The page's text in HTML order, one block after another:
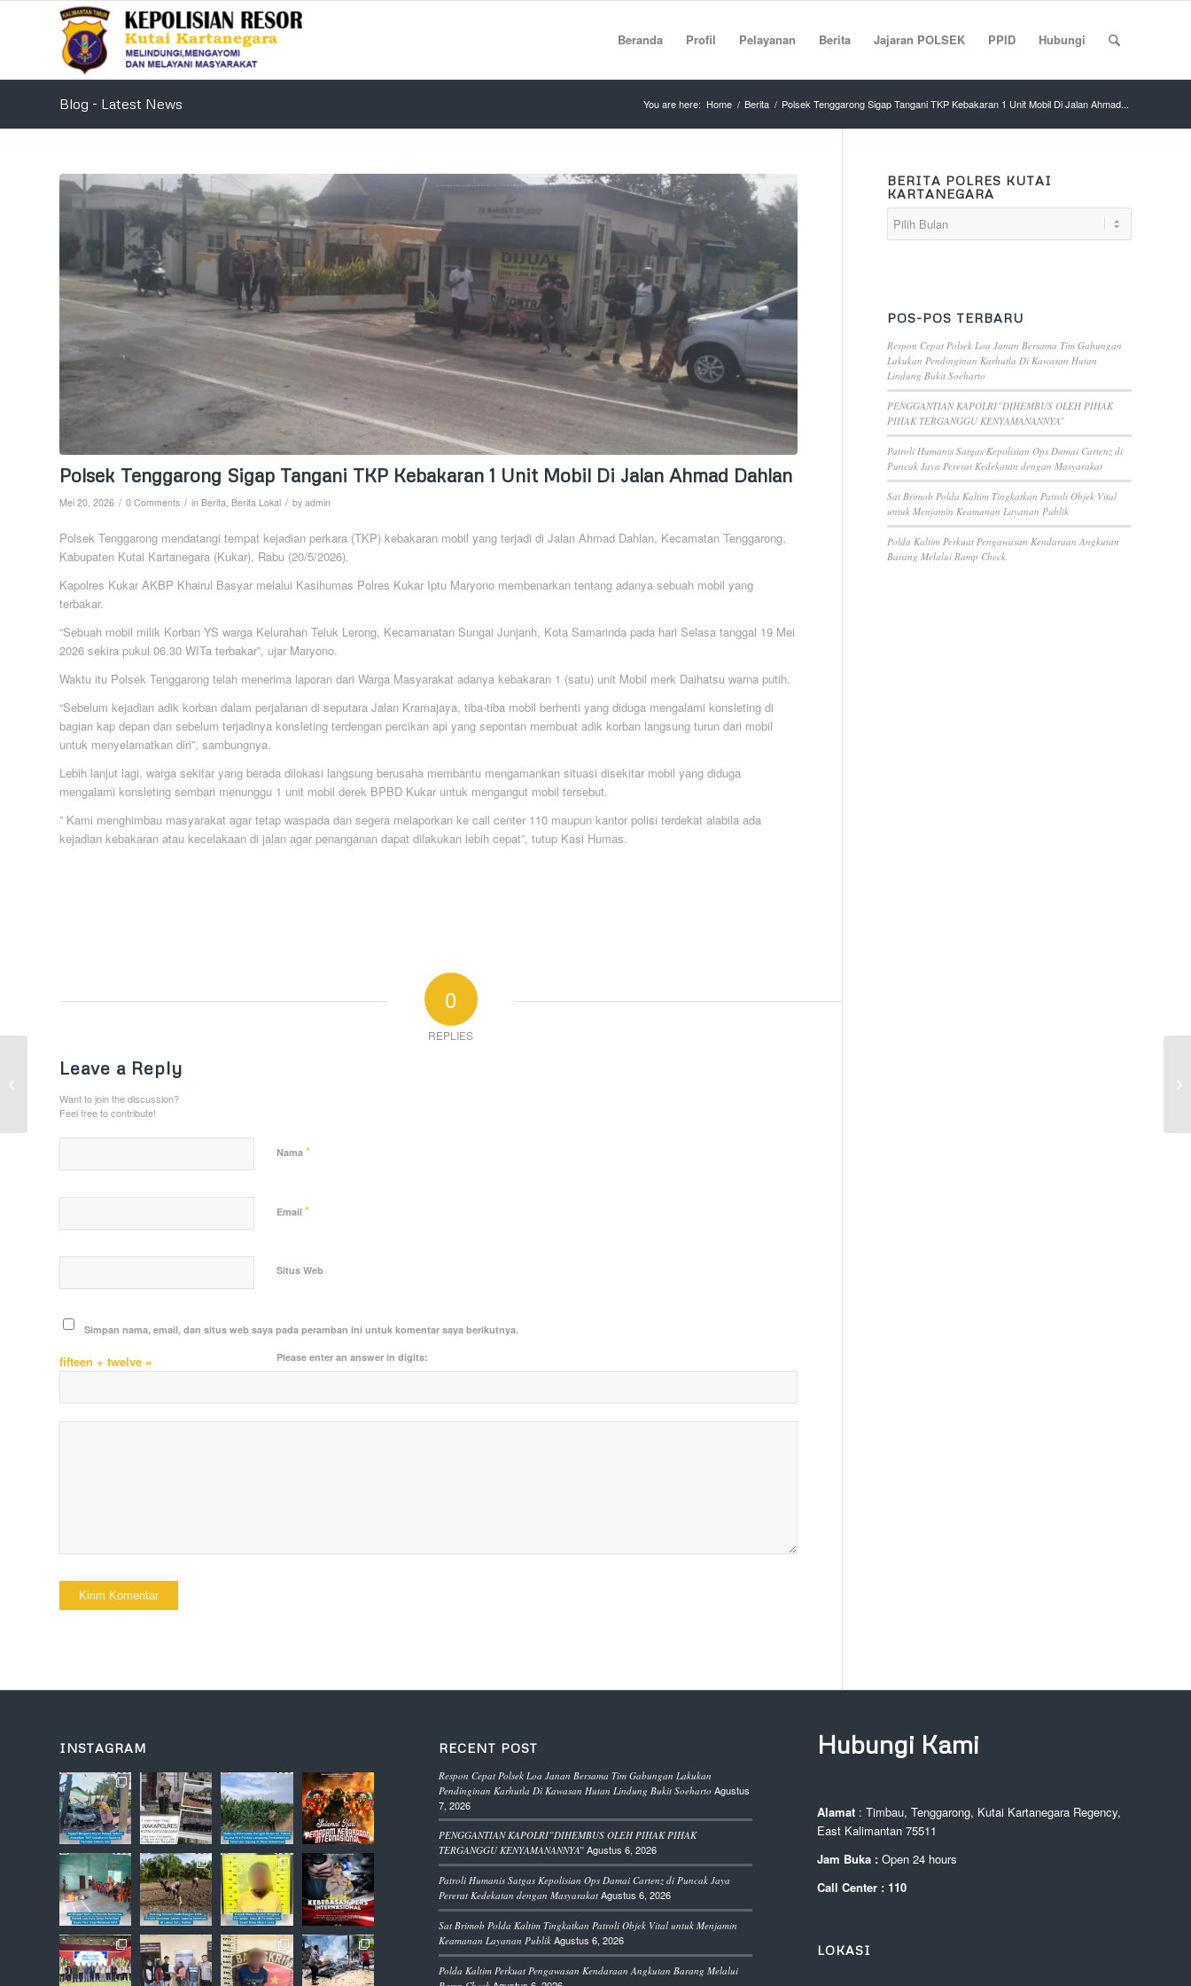
Beranda Profil Pelayanan Berita Jajaran POLSEK PPID Hubungi
Blog - Latest News You are here: Home / Berita / Polsek Tenggarong Sigap Tangani TKP Kebakaran 1 Unit Mobil Di Jalan Ahmad...
Polsek Tenggarong Sigap Tangani TKP Kebakaran 1 Unit Mobil Di Jalan Ahmad Dahlan
Mei 20, 2026 / 0 Comments / in Berita Berita Lokal / by admin
Polsek Tenggarong mendatangi tempat kejadian perkara (TKP) kebakaran mobil yang terjadi di Jalan Ahmad Dahlan, Kecamatan Tenggarong,
Kabupaten Kutai Kartanegara (Kukar), Rabu (20/5/2026).
Kapolres Kukar AKBP Khairul Basyar melalui Kasihumas Polres Kukar Iptu Maryono membenarkan tentang adanya sebuah mobil yang
terbakar.
“Sebuah mobil milik Korban YS warga Kelurahan Teluk Lerong, Kecamanatan Sungai Junjanh, Kota Samarinda pada hari Selasa tanggal 19 Mei
2026 sekira pukul 06.30 WITa terbakar”, ujar Maryono.
Waktu itu Polsek Tenggarong telah menerima laporan dari Warga Masyarakat adanya kebakaran 1 (satu) unit Mobil merk Daihatsu warna putih.
“Sebelum kejadian adik korban dalam perjalanan di seputara Jalan Kramajaya, tiba-tiba mobil berhenti yang diduga mengalami konsleting di
bagian kap depan dan sebelum terjadinya konsleting terdengan percikan api yang sepontan membuat adik korban langsung turun dari mobil
untuk menyelamatkan diri”, sambungnya.
Lebih lanjut lagi, warga sekitar yang berada dilokasi langsung berusaha membantu mengamankan situasi disekitar mobil yang diduga
mengalami konsleting sembari menunggu 1 unit mobil derek BPBD Kukar untuk mengangut mobil tersebut.
” Kami menghimbau masyarakat agar tetap waspada dan segera melaporkan ke call center 110 maupun kantor polisi terdekat alabila ada
kejadian kebakaran atau kecelakaan di jalan agar penanganan dapat dilakukan lebih cepat”, tutup Kasi Humas.
0
REPLIES
Leave a Reply
Want to join the discussion?
Feel free to contribute!
Nama *
Email *
Situs Web
Simpan nama, email, dan situs web saya pada peramban ini untuk komentar saya berikutnya.
Please enter an answer in digits:
fifteen + twelve =
BERITA POLRES KUTAI
KARTANEGARA
POS-POS TERBARU
Respon Cepat Polsek Loa Janan Bersama Tim Gabungan
Lakukan Pendinginan Karhutla Di Kawasan Hutan
Lindung Bukit Soeharto
PENGGANTIAN KAPOLRI”DIHEMBUS OLEH PIHAK
PIHAK TERGANGGU KENYAMANANNYA”
Patroli Humanis Satgas Kepolisian Ops Damai Cartenz di
Puncak Jaya Pererat Kedekatan dengan Masyarakat
Sat Brimob Polda Kaltim Tingkatkan Patroli Objek Vital
untuk Menjamin Keamanan Layanan Publik
Polda Kaltim Perkuat Pengawasan Kendaraan Angkutan
Barang Melalui Ramp Check
INSTAGRAM RECENT POST
Respon Cepat Polsek Loa Janan Bersama Tim Gabungan Lakukan
Pendinginan Karhutla Di Kawasan Hutan Lindung Bukit Soeharto Agustus
7, 2026
PENGGANTIAN KAPOLRI”DIHEMBUS OLEH PIHAK PIHAK
TERGANGGU KENYAMANANNYA” Agustus 6, 2026
Patroli Humanis Satgas Kepolisian Ops Damai Cartenz di Puncak Jaya
Pererat Kedekatan dengan Masyarakat Agustus 6, 2026
Sat Brimob Polda Kaltim Tingkatkan Patroli Objek Vital untuk Menjamin
Keamanan Layanan Publik Agustus 6, 2026
Polda Kaltim Perkuat Pengawasan Kendaraan Angkutan Barang Melalui
Hubungi Kami
Alamat : Timbau, Tenggarong, Kutai Kartanegara Regency,
East Kalimantan 75511
Jam Buka :Open 24 hours
Call Center : 110
LOKASI
Antisipasi El Nino 2026,
Polri Perkuat Mitigasi
Karhutla melalui Dialog
Publik...